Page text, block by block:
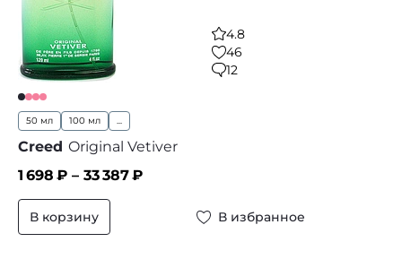
4.8
46
12
50 мл 100 мл ...
Creed Original Vetiver
1 698 ₽ – 33 387₽
В корзину В избранное